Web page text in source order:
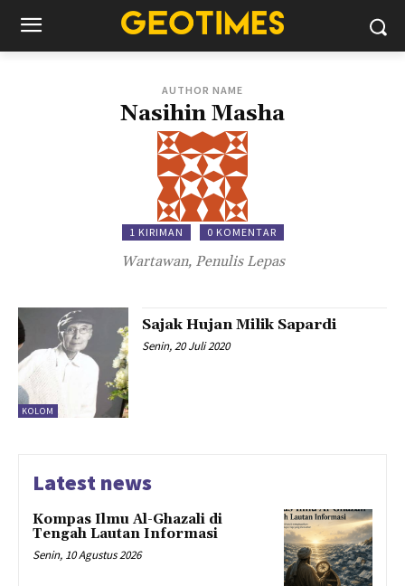
AUTHOR NAME
Nasihin Masha
1 KIRIMAN 0 KOMENTAR
Wartawan, Penulis Lepas
KOLOM
Sajak Hujan Milik Sapardi
Senin, 20 Juli 2020
Latest news
Kompas Ilmu Al-Ghazali di
Tengah Lautan Informasi
Senin, 10 Agustus 2026